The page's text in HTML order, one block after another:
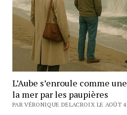
L’Aube s’enroule comme
la mer par les paupières
PAR VÉRONIQUE DELACROIX LE AOÛT